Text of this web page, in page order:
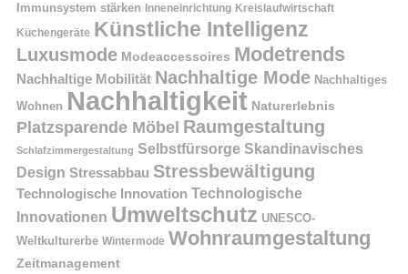
Immunsystem stärken Inneneinrichtung Kreislaufwirtschaft
Küchengeräte Künstliche Intelligenz
Luxusmode Modeaccessoires Modetrends
Nachhaltige Mobilität Nachhaltige Mode Nachhaltiges
Wohnen Nachhaltigkeit Naturerlebnis
Platzsparende Möbel Raumgestaltung
Schlafzimmergestaltung Selbstfürsorge Skandinavisches
Design Stressabbau Stressbewältigung
Technologische Innovation Technologische
Innovationen Umweltschutz UNESCO-
Weltkulturerbe Wintermode Wohnraumgestaltung
Zeitmanagement